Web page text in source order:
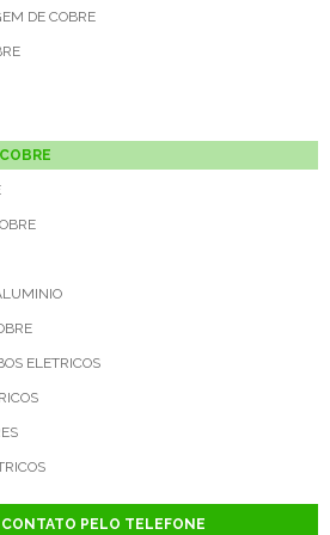
DE COBRE
ELETRICOS
PELO TELEFONE